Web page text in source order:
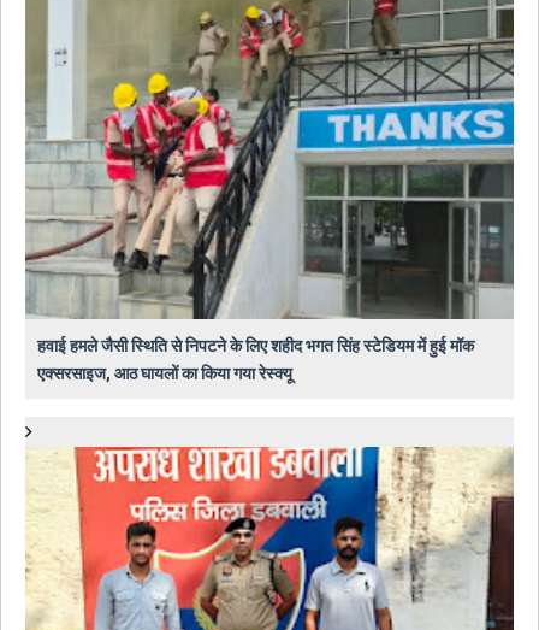
हवाई हमले जैसी स्थिति से निपटने के लिए शहीद भगत सिंह स्टेडियम में हुई मॉक
एक्सरसाइज, आठ घायलों का किया गया रेस्क्यू